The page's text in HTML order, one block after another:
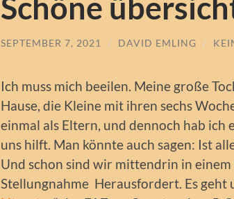
SEPTEMBER 7, 2021 / DAVID EMLING /
Ich muss mich beeilen. Meine große
Hause, die Kleine mit ihren sechs
einmal als Eltern, und dennoch hab ich
uns hilft. Man könnte auch sagen: Ist
Und schon sind wir mittendrin in
Stellungnahme Herausfordert. Es geht